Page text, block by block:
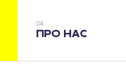
ПРО НАС